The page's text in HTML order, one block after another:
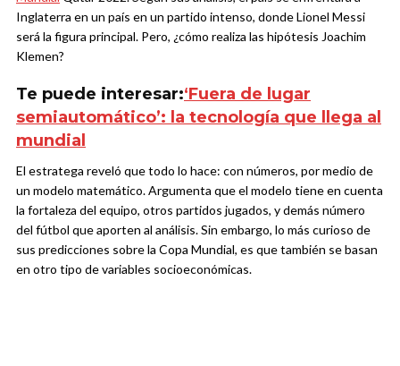
Inglaterra en un país en un partido intenso, donde Lionel Messi
será la figura principal. Pero, ¿cómo realiza las hipótesis Joachim
Klemen?
Te puede interesar:‘Fuera de lugar
semiautomático’: la tecnología que llega al
mundial
El estratega reveló que todo lo hace: con números, por medio de
un modelo matemático. Argumenta que el modelo tiene en cuenta
la fortaleza del equipo, otros partidos jugados, y demás número
del fútbol que aporten al análisis. Sin embargo, lo más curioso de
sus predicciones sobre la Copa Mundial, es que también se basan
en otro tipo de variables socioeconómicas.